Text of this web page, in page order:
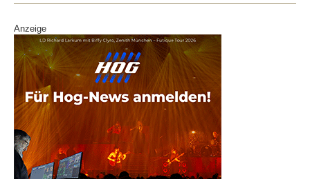
k
Anzeige